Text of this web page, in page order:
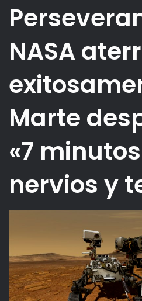
NASA
Marte
«7
nervios y